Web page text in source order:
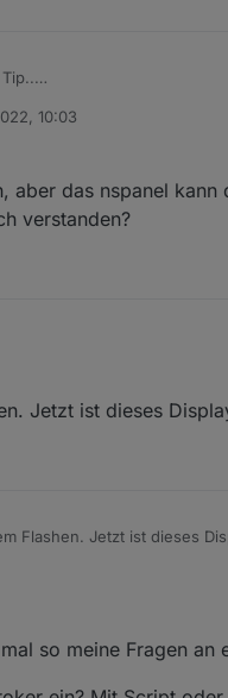
Temperaturabhänige
10:03
aber das nspanel
verstanden?
helfen, aber das
Jetzt ist dieses
Flashen. Jetzt ist dieses
so meine Fragen an